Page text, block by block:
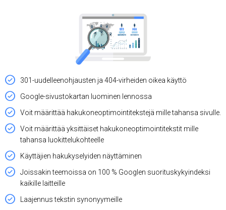
301-uudelleenohjausten ja 404-virheiden oikea käyttö
Google-sivustokartan luominen lennossa
Voit määrittää hakukoneoptimointitekstejä mille tahansa sivulle.
Voit määrittää yksittäiset hakukoneoptimointitekstit mille
tahansa luokittelukohteelle
Käyttäjien hakukyselyiden näyttäminen
Joissakin teemoissa on 100 % Googlen suorituskykyindeksi
kaikille laitteille
Laajennus tekstin synonyymeille